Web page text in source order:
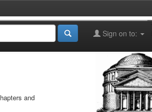
Sign on to:
and